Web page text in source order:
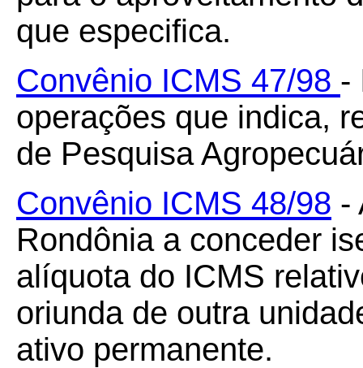
que especifica.
Convênio ICMS 47/98 -
operações que indica,
de Pesquisa
Convênio ICMS 48/98 -
Rondônia a conceder
alíquota do ICMS
oriunda de outra
ativo permanente.